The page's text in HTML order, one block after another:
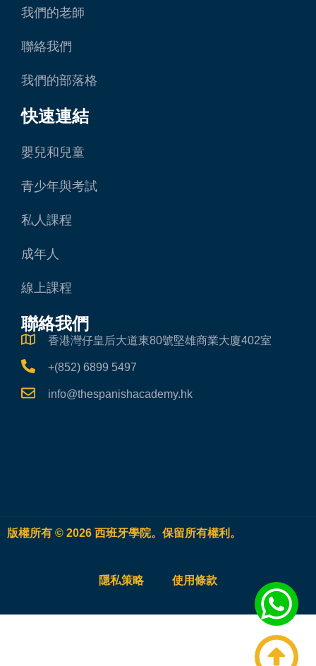
我們的老師
聯絡我們
我們的部落格
快速連結
嬰兒和兒童
青少年與考試
私人課程
成年人
線上課程
聯絡我們
香港灣仔皇后大道東80號堅雄商業大廈402室
+(852) 6899 5497
info@thespanishacademy.hk
版權所有 © 2026 西班牙學院。保留所有權利。
隱私策略 使用條款